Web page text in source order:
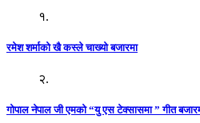
१.
रमेश शर्माको खै कस्ले चाख्यो बजारमा
२.
गोपाल नेपाल जी एमको “यु एस टेक्सासमा ” गीत